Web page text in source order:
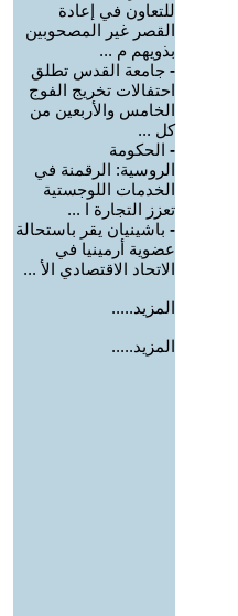
للتعاون في إعادة
القصر غير المصحوبين
بذويهم م ...
- جامعة القدس تطلق
احتفالات تخريج الفوج
الخامس والأربعين من
كل ...
- الحكومة
الروسية: الرقمنة في
الخدمات اللوجستية
تعزز التجارة ا ...
- باشينيان يقر باستحالة
عضوية أرمينيا في
الاتحاد الاقتصادي الأ ...
المزيد.....
المزيد.....